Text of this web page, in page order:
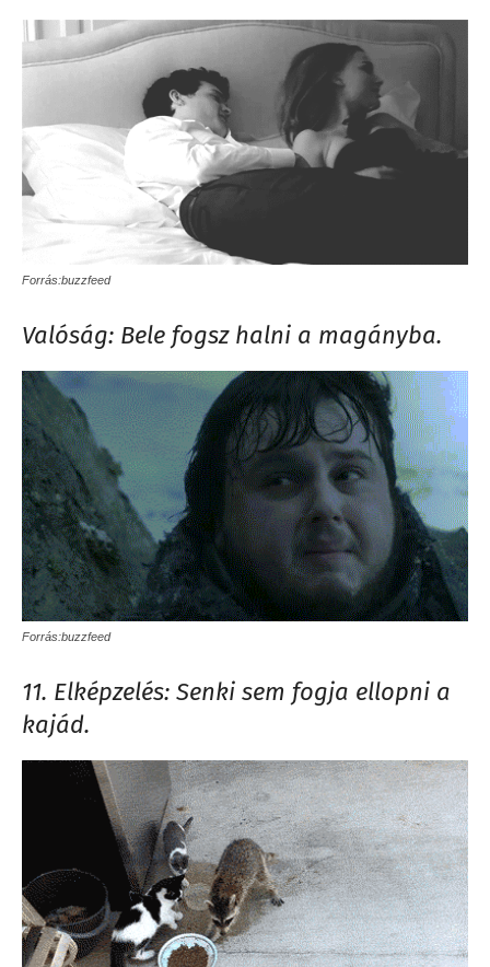
Forrás:buzzfeed
Valóság: Bele fogsz halni a magányba.
Forrás:buzzfeed
11. Elképzelés: Senki sem fogja ellopni a
kajád.